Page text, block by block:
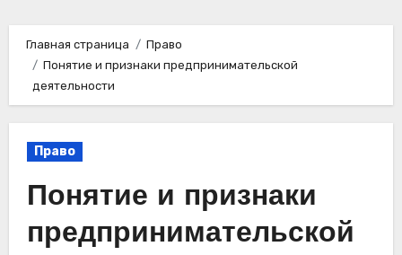
Главная страница
Право
Понятие и признаки предпринимательской
деятельности
Право
Понятие и признаки
предпринимательской